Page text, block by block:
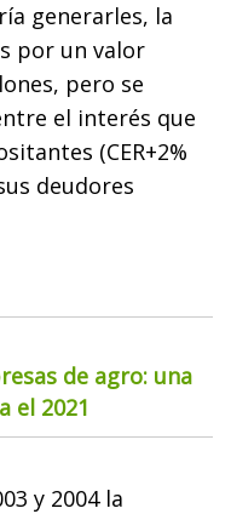
generarles, la
por un valor
pero se
el interés que
(CER+2%
deudores
de agro: una
el 2021
y 2004 la